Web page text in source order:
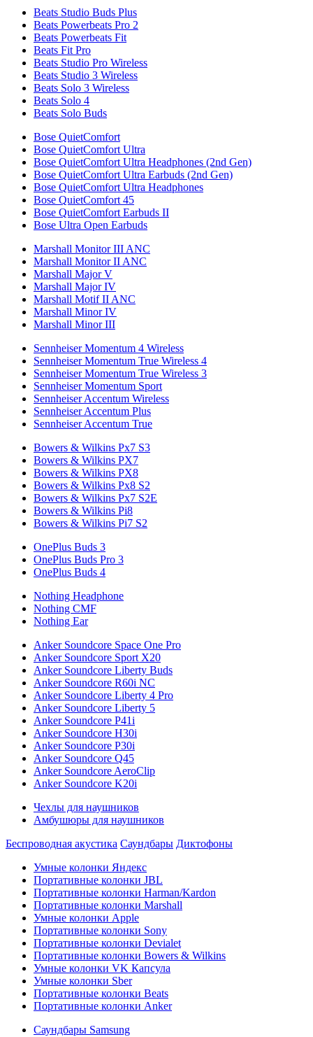
Beats Studio Buds Plus
Beats Powerbeats Pro 2
Beats Powerbeats Fit
Beats Fit Pro
Beats Studio Pro Wireless
Beats Studio 3 Wireless
Beats Solo 3 Wireless
Beats Solo 4
Beats Solo Buds
Bose QuietComfort
Bose QuietComfort Ultra
Bose QuietComfort Ultra Headphones (2nd Gen)
Bose QuietComfort Ultra Earbuds (2nd Gen)
Bose QuietComfort Ultra Headphones
Bose QuietComfort 45
Bose QuietComfort Earbuds II
Bose Ultra Open Earbuds
Marshall Monitor III ANC
Marshall Monitor II ANC
Marshall Major V
Marshall Major IV
Marshall Motif II ANC
Marshall Minor IV
Marshall Minor III
Sennheiser Momentum 4 Wireless
Sennheiser Momentum True Wireless 4
Sennheiser Momentum True Wireless 3
Sennheiser Momentum Sport
Sennheiser Accentum Wireless
Sennheiser Accentum Plus
Sennheiser Accentum True
Bowers & Wilkins Px7 S3
Bowers & Wilkins PX7
Bowers & Wilkins PX8
Bowers & Wilkins Px8 S2
Bowers & Wilkins Px7 S2E
Bowers & Wilkins Pi8
Bowers & Wilkins Pi7 S2
OnePlus Buds 3
OnePlus Buds Pro 3
OnePlus Buds 4
Nothing Headphone
Nothing CMF
Nothing Ear
Anker Soundcore Space One Pro
Anker Soundcore Sport X20
Anker Soundcore Liberty Buds
Anker Soundcore R60i NC
Anker Soundcore Liberty 4 Pro
Anker Soundcore Liberty 5
Anker Soundcore P41i
Anker Soundcore H30i
Anker Soundcore P30i
Anker Soundcore Q45
Anker Soundcore AeroClip
Anker Soundcore K20i
Чехлы для наушников
Амбушюры для наушников
Беспроводная акустика Саундбары Диктофоны
Умные колонки Яндекс
Портативные колонки JBL
Портативные колонки Harman/Kardon
Портативные колонки Marshall
Умные колонки Apple
Портативные колонки Sony
Портативные колонки Devialet
Портативные колонки Bowers & Wilkins
Умные колонки VK Капсула
Умные колонки Sber
Портативные колонки Beats
Портативные колонки Anker
Саундбары Samsung